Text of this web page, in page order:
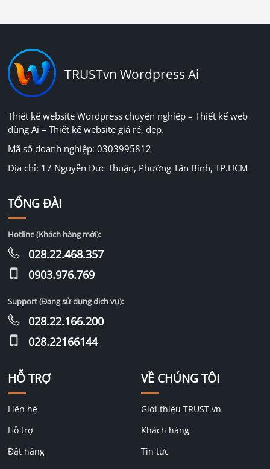
TRUSTvn Wordpress Ai
Thiết kế website Wordpress chuyên nghiệp – Thiết kế web
dùng Ai – Thiết kế website giá rẻ, đẹp.
Mã số doanh nghiệp: 0303995812
Địa chỉ: 17 Nguyễn Đức Thuận, Phường Tân Bình, TP.HCM
HỖ TRỢ
Liên hệ
Hỗ trợ
Đặt hàng
VỀ CHÚNG TÔI
Giới thiệu TRUST.vn
Khách hàng
Tin tức
TỔNG ĐÀI
Hotline (Khách hàng mới):
028.22.468.357
0903.976.769
Support (Đang sử dụng dịch vụ):
028.22.166.200
028.22166144